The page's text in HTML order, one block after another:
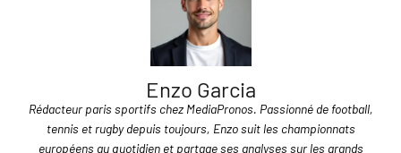
Enzo Garcia
Rédacteur paris sportifs chez MediaPronos. Passionné de football,
tennis et rugby depuis toujours, Enzo suit les championnats
européens au quotidien et partage ses analyses sur les grands